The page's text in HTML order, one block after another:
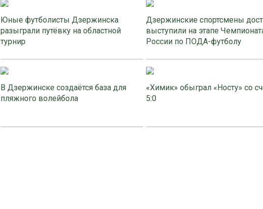
Юные футболисты Дзержинска
разыграли путёвку на областной
турнир
Дзержинские спортсмены
выступили на этапе
России по ПОДА-футболу
В Дзержинске создаётся база для
пляжного волейбола
«Химик» обыграл «Носту» со
5:0